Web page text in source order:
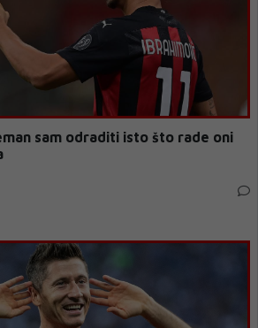
sam odraditi isto što rade oni